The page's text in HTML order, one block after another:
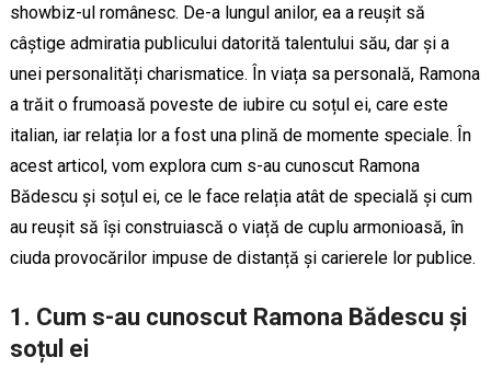
showbiz-ul românesc. De-a lungul anilor, ea a reușit să
câștige admiratia publicului datorită talentului său, dar și a
unei personalități charismatice. În viața sa personală, Ramona
a trăit o frumoasă poveste de iubire cu soțul ei, care este
italian, iar relația lor a fost una plină de momente speciale. În
acest articol, vom explora cum s-au cunoscut Ramona
Bădescu și soțul ei, ce le face relația atât de specială și cum
au reușit să își construiască o viață de cuplu armonioasă, în
ciuda provocărilor impuse de distanță și carierele lor publice.
1. Cum s-au cunoscut Ramona Bădescu și
soțul ei